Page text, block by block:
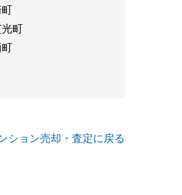
町
ション売却・査定に戻る